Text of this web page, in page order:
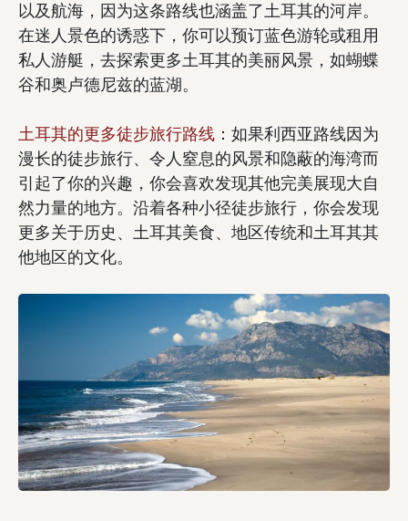
以及航海，因为这条路线也涵盖了土耳其的河岸。
在迷人景色的诱惑下，你可以预订蓝色游轮或租用
私人游艇，去探索更多土耳其的美丽风景，如蝴蝶
谷和奥卢德尼兹的蓝湖。
土耳其的更多徒步旅行路线 ：如果利西亚路线因为
漫长的徒步旅行、令人窒息的风景和隐蔽的海湾而
引起了你的兴趣，你会喜欢发现其他完美展现大自
然力量的地方。沿着各种小径徒步旅行，你会发现
更多关于历史、土耳其美食、地区传统和土耳其其
他地区的文化。